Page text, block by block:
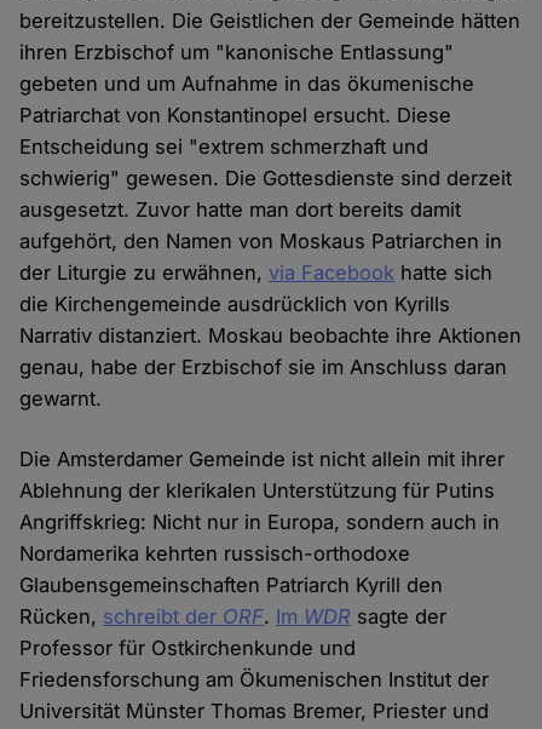
bereitzustellen. Die Geistlichen der Gemeinde hätten
ihren Erzbischof um "kanonische Entlassung"
gebeten und um Aufnahme in das ökumenische
Patriarchat von Konstantinopel ersucht. Diese
Entscheidung sei "extrem schmerzhaft und
schwierig" gewesen. Die Gottesdienste sind derzeit
ausgesetzt. Zuvor hatte man dort bereits damit
aufgehört, den Namen von Moskaus Patriarchen in
der Liturgie zu erwähnen,via Facebook hatte sich
die Kirchengemeinde ausdrücklich von Kyrills
Narrativ distanziert. Moskau beobachte ihre Aktionen
genau, habe der Erzbischof sie im Anschluss daran
gewarnt.
Die Amsterdamer Gemeinde ist nicht allein mit ihrer
Ablehnung der klerikalen Unterstützung für Putins
Angriffskrieg: Nicht nur in Europa, sondern auch in
Nordamerika kehrten russisch-orthodoxe
Glaubensgemeinschaften Patriarch Kyrill den
Rücken, schreibt der ORF. Im WDR sagte der
Professor für Ostkirchenkunde und
Friedensforschung am Ökumenischen Institut der
Universität Münster Thomas Bremer, Priester und